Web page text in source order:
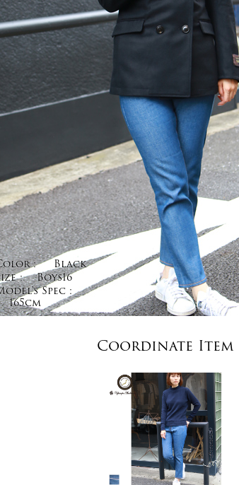
:
Black
:
Boys16
Spec :
165cm
Coordinate Item